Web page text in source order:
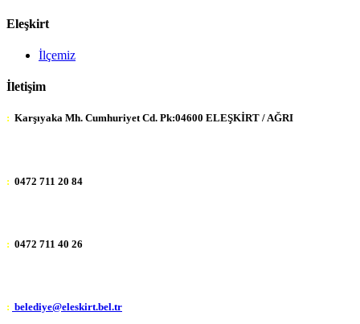
Eleşkirt
İlçemiz
İletişim
: Karşıyaka Mh. Cumhuriyet Cd. Pk:04600 ELEŞKİRT / AĞRI
: 0472 711 20 84
: 0472 711 40 26
: belediye@eleskirt.bel.tr